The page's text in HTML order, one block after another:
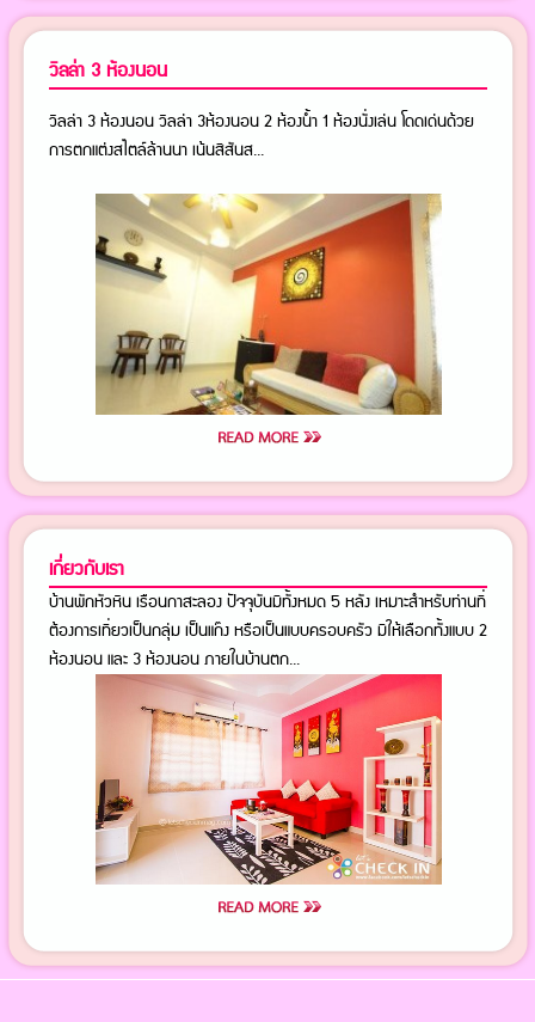
วิลล่า 3 ห้องนอน
วิลล่า 3 ห้องนอน วิลล่า 3ห้องนอน 2 ห้องน้ำ 1 ห้องนั่งเล่น โดดเด่นด้วย
การตกแต่งสไตล์ล้านนา เน้นสีสันส...
เกี่ยวกับเรา
บ้านพักหัวหิน เรือนกาสะลอง ปัจจุบันมีทั้งหมด 5 หลัง เหมาะสำหรับท่านที่
ต้องการเที่ยวเป็นกลุ่ม เป็นแก๊ง หรือเป็นแบบครอบครัว มีให้เลือกทั้งแบบ 2
ห้องนอน และ 3 ห้องนอน ภายในบ้านตก...